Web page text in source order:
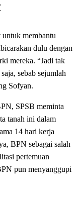
membantu
dulu dengan
mereka. “Jadi tak
sebab sejumlah
Sofyan.
SPSB meminta
tanah ini dalam
14 hari kerja
BPN sebagai salah
pertemuan
pun menyanggupi